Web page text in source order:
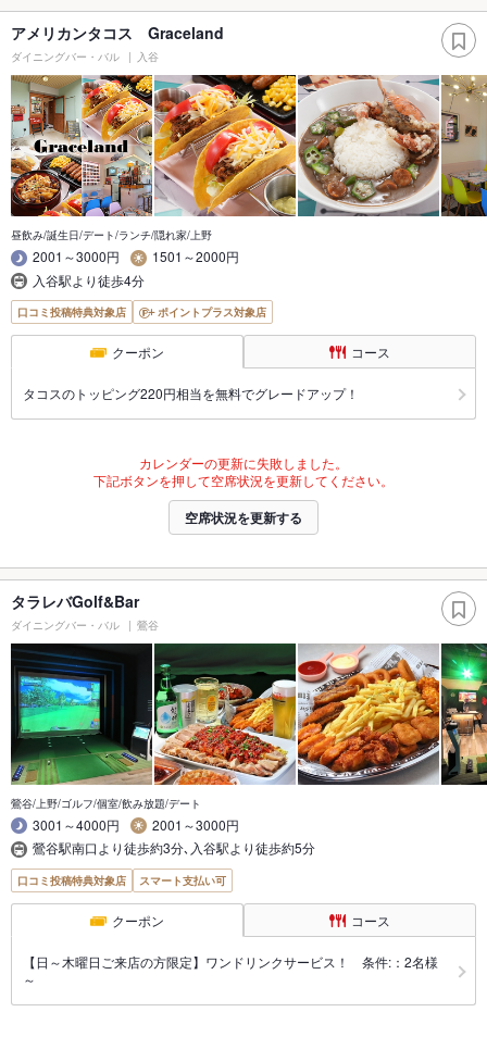
アメリカンタコス Graceland
ダイニングバー・バル 入谷
昼飲み/誕生日/デート/ランチ/隠れ家/上野
2001～3000円
1501～2000円
入谷駅より徒歩4分
口コミ投稿特典対象店 ポイントプラス対象店
クーポン コース
タコスのトッピング220円相当を無料でグレードアップ！
カレンダーの更新に失敗しました。
下記ボタンを押して空席状況を更新してください。
空席状況を更新する
タラレバGolf&Bar
ダイニングバー・バル 鶯谷
鶯谷/上野/ゴルフ/個室/飲み放題/デート
3001～4000円
2001～3000円
鶯谷駅南口より徒歩約3分､入谷駅より徒歩約5分
口コミ投稿特典対象店 スマート支払い可
クーポン コース
【日～木曜日ご来店の方限定】ワンドリンクサービス！ 条件:：2名様
～